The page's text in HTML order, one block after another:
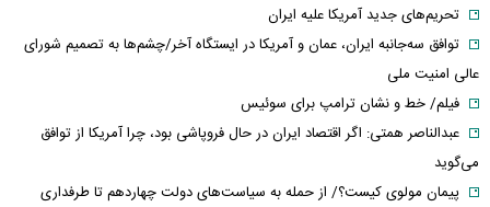
تحریم‌های جدید آمریکا علیه ایران
توافق سه‌جانبه ایران، عمان و آمریکا در ایستگاه آخر/چشم‌ها به تصمیم شورای
عالی امنیت ملی
فیلم/ خط و نشان ترامپ برای سوئیس
عبدالناصر همتی: اگر اقتصاد ایران در حال فروپاشی بود، چرا آمریکا از توافق
می‌گوید
پیمان مولوی کیست؟/ از حمله به سیاست‌های دولت چهاردهم تا طرفداری